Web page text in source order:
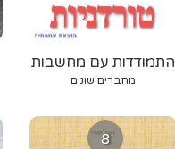
התמודדות עם מחשבות
טורדניות
מחברים שונים
8